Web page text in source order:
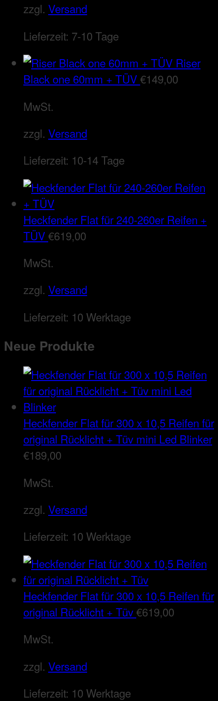
zzgl. Versand
Lieferzeit: 7-10 Tage
Riser
Black one 60mm + TÜV€149,00
MwSt.
zzgl. Versand
Lieferzeit: 10-14 Tage
Heckfender Flat für 240-260er Reifen +
TÜV€619,00
MwSt.
zzgl. Versand
Lieferzeit: 10 Werktage
Neue Produkte
Heckfender Flat für 300 x 10,5 Reifen für
original Rücklicht + Tüv mini Led Blinker
€189,00
MwSt.
zzgl. Versand
Lieferzeit: 10 Werktage
Heckfender Flat für 300 x 10,5 Reifen für
original Rücklicht + Tüv€619,00
MwSt.
zzgl. Versand
Lieferzeit: 10 Werktage